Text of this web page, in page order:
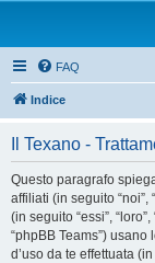
FAQ
Indice
Il Texano -
Questo paragrafo
affiliati (in seguito “noi”,
(in seguito “essi”,
“phpBB Teams”)
d’uso da te effettuata